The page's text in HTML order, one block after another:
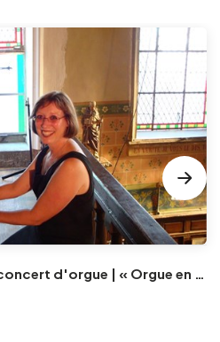
Les Estivales en Volière: concert d'orgue | « Orgue en Volière » , les 3e dimanches du mois (été) audition d’orgue (accès libre)